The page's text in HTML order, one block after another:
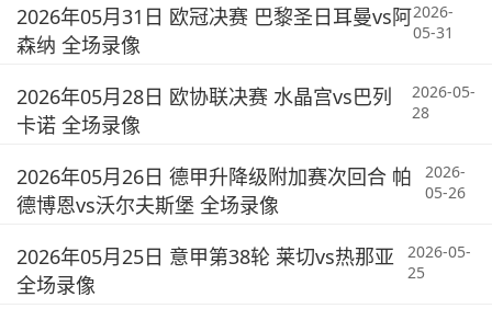
2026年05月31日 欧冠决赛 巴黎圣日耳曼vs阿
森纳 全场录像
2026-
05-31
2026年05月28日 欧协联决赛 水晶宫vs巴列
卡诺 全场录像
2026-05-
28
2026年05月26日 德甲升降级附加赛次回合 帕
德博恩vs沃尔夫斯堡 全场录像
2026-
05-26
2026年05月25日 意甲第38轮 莱切vs热那亚
全场录像
2026-05-
25